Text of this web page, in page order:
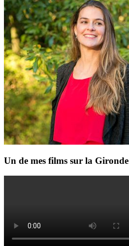
Un de mes films sur la Gironde